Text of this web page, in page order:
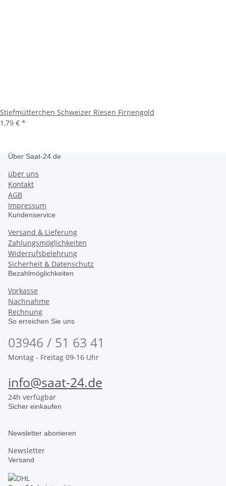
Stiefmütterchen Schweizer Riesen Firnengold
1,79 € *
Über Saat-24.de
über uns
Kontakt
AGB
Impressum
Kundenservice
Versand & Lieferung
Zahlungsmöglichkeiten
Widerrufsbelehrung
Sicherheit & Datenschutz
Bezahlmöglichkeiten
Vorkasse
Nachnahme
Rechnung
So erreichen Sie uns
03946 / 51 63 41
Montag - Freitag 09-16 Uhr
info@saat-24.de
24h verfügbar
Sicher einkaufen
Newsletter abonieren
Newsletter
Versand